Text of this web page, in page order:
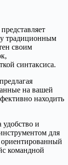
традиционным
своим
синтаксиса.
на вашей
находить
удобство и
для
командной